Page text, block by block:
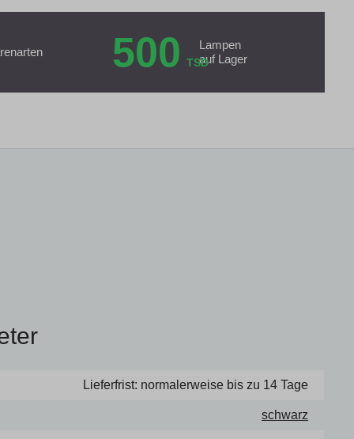
500 TSD
Lampen
auf Lager
Lieferfrist: normalerweise bis zu 14 Tage
schwarz